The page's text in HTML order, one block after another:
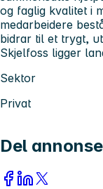
og faglig kvalitet i
medarbeidere
bidrar til et trygt,
Skjelfoss ligger
Sektor
Privat
Del